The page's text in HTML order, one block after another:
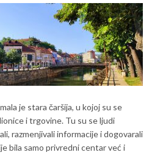
je stara čaršija, u kojoj su se
i trgovine. Tu su se ljudi
razmenjivali informacije i dogovarali
bila samo privredni centar već i